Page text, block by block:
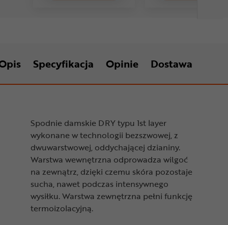
Specyfikacja Opinie Dostawa
Spodnie damskie DRY typu 1st layer
wykonane w technologii bezszwowej, z
dwuwarstwowej, oddychającej dzianiny.
Warstwa wewnętrzna odprowadza wilgoć
na zewnątrz, dzięki czemu skóra pozostaje
sucha, nawet podczas intensywnego
wysiłku. Warstwa zewnętrzna pełni funkcję
termoizolacyjną.